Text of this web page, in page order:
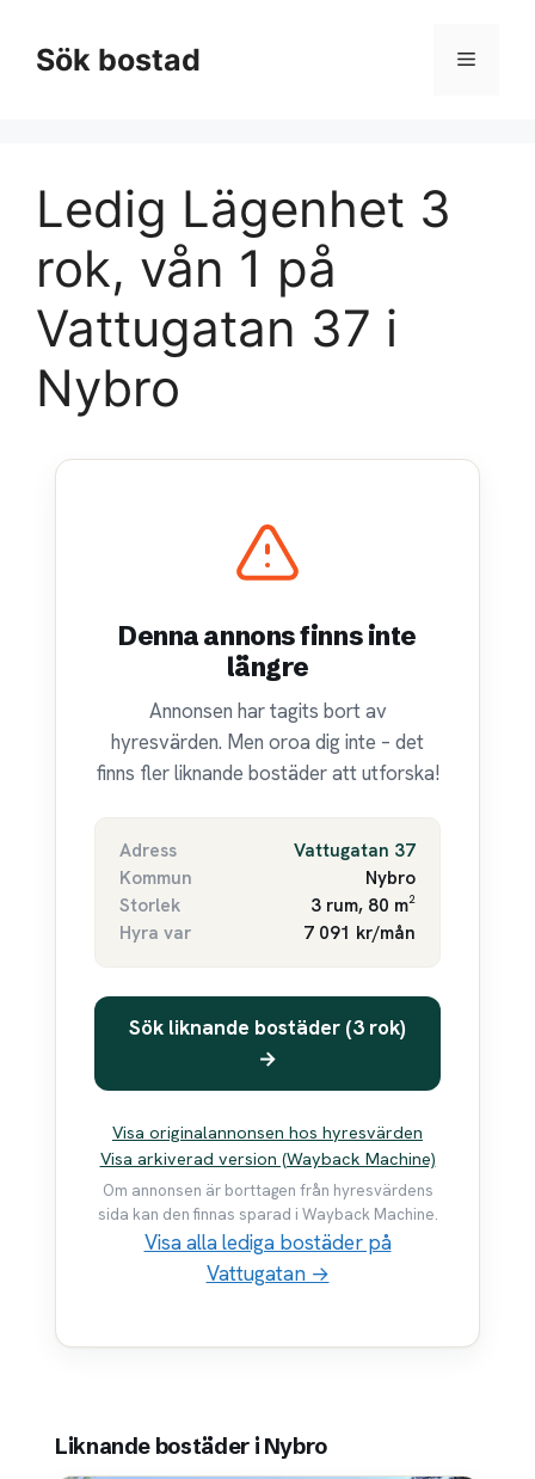
innehållSök bostad Meny
Ledig Lägenhet 3
rok, vån 1 på
Vattugatan 37 i
Nybro
Denna annons finns inte
längre
Annonsen har tagits bort av
hyresvärden. Men oroa dig inte – det
finns fler liknande bostäder att utforska!
Adress
Vattugatan 37
Kommun
Nybro
Storlek
3 rum, 80 m²
Hyra var
7 091 kr/mån
Sök liknande bostäder (3 rok)
→
Visa originalannonsen hos hyresvärden
Visa arkiverad version (Wayback Machine)
Om annonsen är borttagen från hyresvärdens
sida kan den finnas sparad i Wayback Machine.
Visa alla lediga bostäder på
Vattugatan →
Liknande bostäder i Nybro